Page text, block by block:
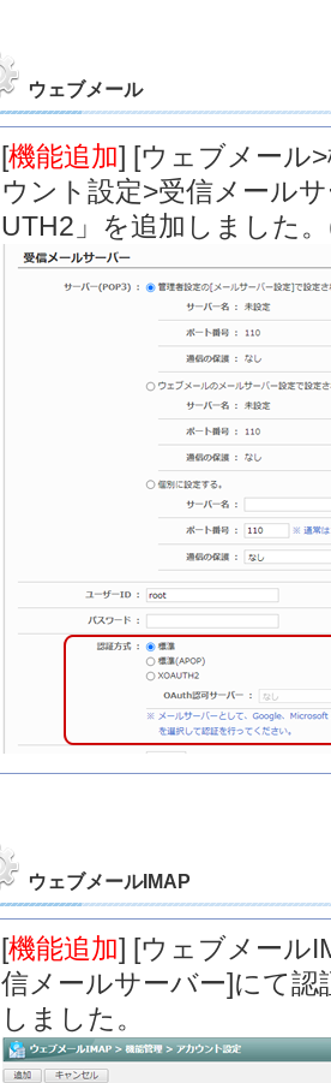
ウェブメール
[機能追加] [ウェブメール
ウント設定>受信メール
UTH2」を追加しました
ウェブメールIMAP
[機能追加] [ウェブメール
信メールサーバー]にて認
しました。